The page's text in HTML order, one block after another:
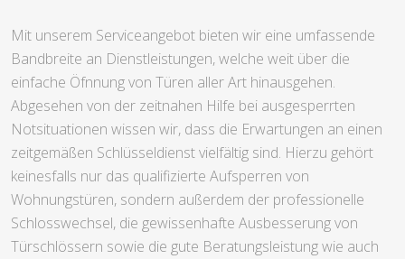
Mit unserem Serviceangebot bieten wir eine umfassende
Bandbreite an Dienstleistungen, welche weit über die
einfache Öfnnung von Türen aller Art hinausgehen.
Abgesehen von der zeitnahen Hilfe bei ausgesperrten
Notsituationen wissen wir, dass die Erwartungen an einen
zeitgemäßen Schlüsseldienst vielfältig sind. Hierzu gehört
keinesfalls nur das qualifizierte Aufsperren von
Wohnungstüren, sondern außerdem der professionelle
Schlosswechsel, die gewissenhafte Ausbesserung von
Türschlössern sowie die gute Beratungsleistung wie auch